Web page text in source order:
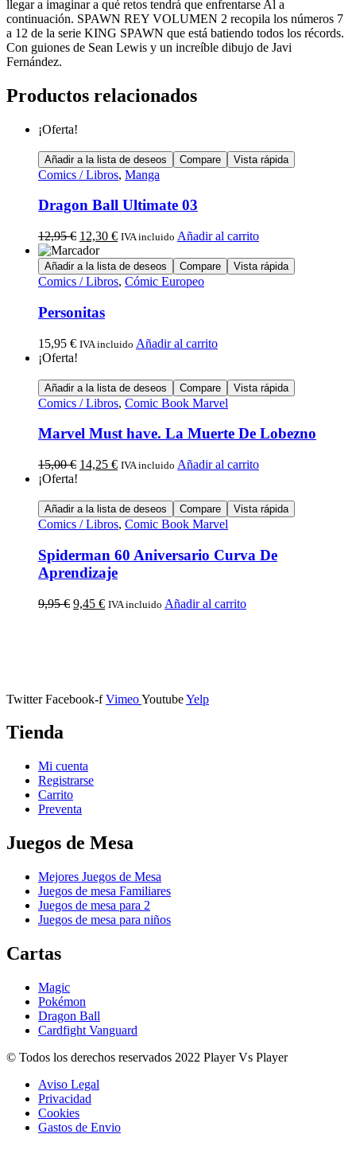
llegar a imaginar a qué retos tendrá que enfrentarse Al a
continuación. SPAWN REY VOLUMEN 2 recopila los números 7
a 12 de la serie KING SPAWN que está batiendo todos los récords.
Con guiones de Sean Lewis y un increíble dibujo de Javi
Fernández.
Productos relacionados
¡Oferta!
Añadir a la lista de deseos Compare Vista rápida
Comics / Libros, Manga
Dragon Ball Ultimate 03
12,95€ 12,30 € IVA incluido Añadir al carrito
Añadir a la lista de deseos Compare Vista rápida
Comics / Libros, Cómic Europeo
Personitas
15,95 € IVA incluido Añadir al carrito
¡Oferta!
Añadir a la lista de deseos Compare Vista rápida
Comics / Libros, Comic Book Marvel
Marvel Must have. La Muerte De Lobezno
15,00€ 14,25 € IVA incluido Añadir al carrito
¡Oferta!
Añadir a la lista de deseos Compare Vista rápida
Comics / Libros, Comic Book Marvel
Spiderman 60 Aniversario Curva De
Aprendizaje
9,95€ 9,45 € IVA incluido Añadir al carrito
Twitter Facebook-f VimeoYoutubeYelp
Tienda
Mi cuenta
Registrarse
Carrito
Preventa
Juegos de Mesa
Mejores Juegos de Mesa
Juegos de mesa Familiares
Juegos de mesa para 2
Juegos de mesa para niños
Cartas
Magic
Pokémon
Dragon Ball
Cardfight Vanguard
© Todos los derechos reservados 2022 Player Vs Player
Aviso Legal
Privacidad
Cookies
Gastos de Envio